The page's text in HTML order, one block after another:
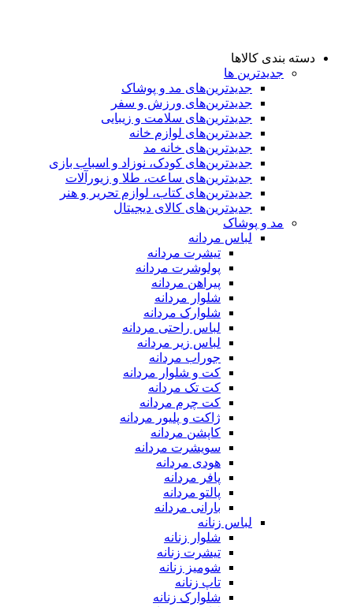
دسته بندی کالاها
جدیدترین ها
جدید‌ترین‌های مد و پوشاک
جدید‌ترین‌های ورزش و سفر
جدید‌ترین‌های سلامت و زیبایی
جدید‌ترین‌های لوازم خانه
جدیدترین‌های خانه مد
جدید‌ترین‌های کودک، نوزاد و اسباب بازی
جدید‌ترین‌های ساعت، طلا و زیورآلات
جدید‌ترین‌های کتاب، لوازم تحریر و هنر
جدید‌ترین‌های کالای دیجیتال
مد و پوشاک
لباس مردانه
تیشرت مردانه
پولوشرت مردانه
پیراهن مردانه
شلوار مردانه
شلوارک مردانه
لباس راحتی مردانه
لباس زیر مردانه
جوراب مردانه
کت و شلوار مردانه
کت تک مردانه
کت چرم مردانه
ژاکت و پلیور مردانه
کاپشن مردانه
سویشرت مردانه
هودی مردانه
پافر مردانه
پالتو مردانه
بارانی مردانه
لباس زنانه
شلوار زنانه
تیشرت زنانه
شومیز زنانه
تاپ زنانه
شلوارک زنانه